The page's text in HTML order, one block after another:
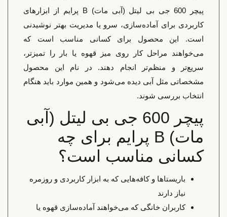
پیچر 600 جی بی لیتل (آبی مات) B پرایم از ابزارهای
کاربردی برای آماده‌سازی، سرو یا مدیریت بهتر نوشیدنی
است. این محصول برای کسانی مناسب است که
می‌خواهند مراحل کار روی میز قهوه یا بار را تمیزتر،
سریع‌تر و منظم‌تر انجام دهند. در نام این محصول
مشخصاتی مثل آبی دیده می‌شود و همین موارد باید هنگام
انتخاب بررسی شوند.
پیچر 600 جی بی لیتل (آبی
مات) B پرایم برای چه
کسانی مناسب است؟
باریستاها و کافه‌هایی که به ابزار کاربردی و روزمره
نیاز دارند
کاربران خانگی که می‌خواهند آماده‌سازی قهوه یا